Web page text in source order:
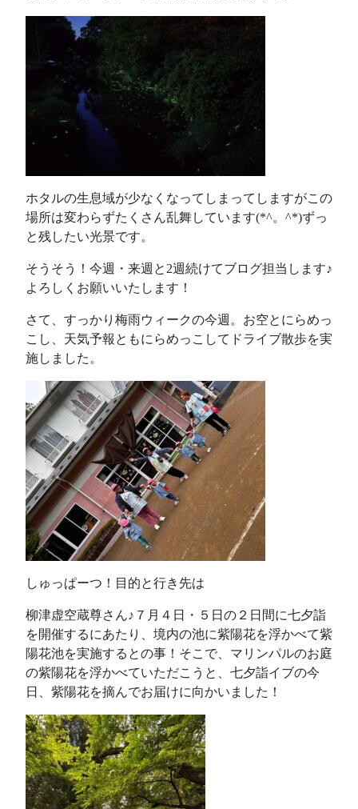
ホタルの生息域が少なくなってしまってしますがこの
場所は変わらずたくさん乱舞しています(*^。^*)ずっ
と残したい光景です。
そうそう！今週・来週と2週続けてブログ担当します♪
よろしくお願いいたします！
さて、すっかり梅雨ウィークの今週。お空とにらめっ
こし、天気予報ともにらめっこしてドライブ散歩を実
施しました。
しゅっぱーつ！目的と行き先は
柳津虚空蔵尊さん♪７月４日・５日の２日間に七夕詣
を開催するにあたり、境内の池に紫陽花を浮かべて紫
陽花池を実施するとの事！そこで、マリンパルのお庭
の紫陽花を浮かべていただこうと、七夕詣イブの今
日、紫陽花を摘んでお届けに向かいました！